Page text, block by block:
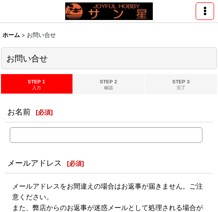
ホーム > お問い合せ
お問い合せ
STEP 1
入力
STEP 2
確認
STEP 3
完了
お名前 [必須]
メールアドレス [必須]
メールアドレスをお間違えの場合はお返事が届きません。ご注
意ください。
また、弊店からのお返事が迷惑メールとして処理される場合が